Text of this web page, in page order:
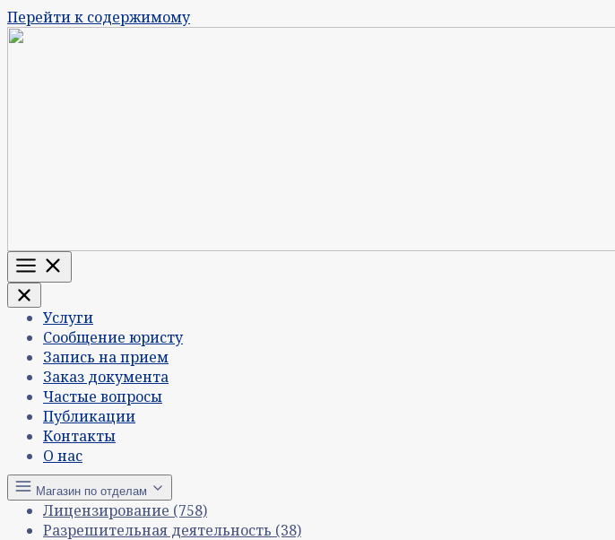
Перейти к содержимому
Меню
Услуги
Сообщение юристу
Запись на прием
Заказ документа
Частые вопросы
Публикации
Контакты
О нас
Магазин по отделам
Лицензирование (758)
Разрешительная деятельность (38)